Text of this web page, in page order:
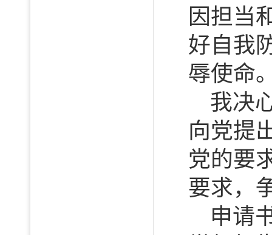
因担当
好自我
辱使命
我决
向党提
党的要
要求，
申请